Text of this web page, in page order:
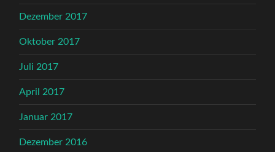
Dezember 2017
Oktober 2017
Juli 2017
April 2017
Januar 2017
Dezember 2016